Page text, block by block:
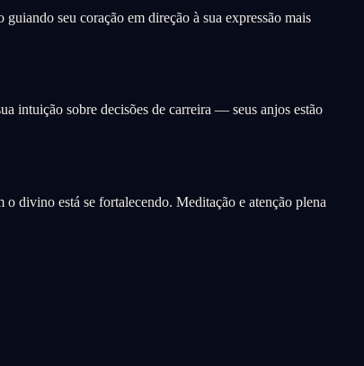
seu coração em direção à sua expressão mais
intuição sobre decisões de carreira — seus anjos estão
divino está se fortalecendo. Meditação e atenção plena